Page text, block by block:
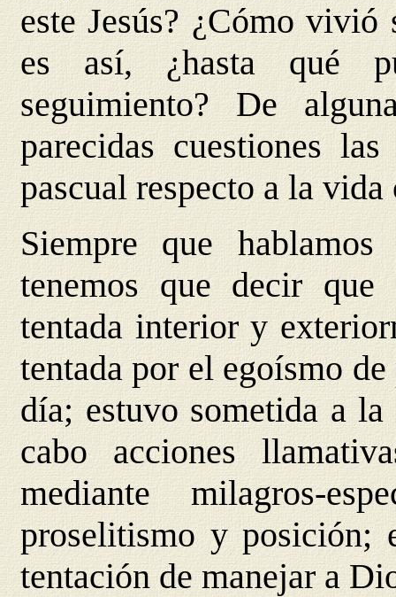
este Jesús? ¿Cómo
es así, ¿hasta qué
seguimiento? De
parecidas cuestiones
pascual respecto a la
Siempre que
tenemos que decir
tentada interior y
tentada por el egoísmo
día; estuvo sometida a
cabo acciones
mediante milagros-
proselitismo y posición;
tentación de manejar a